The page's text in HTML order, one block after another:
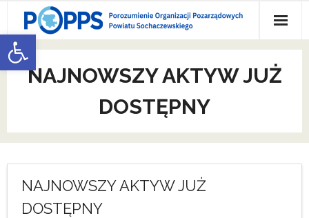
Otwórz pasek narzędzi
content
O nas
- O nas
- Członkowie POPPS
- Jak do nas dołączyć
Działaj Lokalnie
Galeria
NAJNOWSZY AKTYW JUŻ
DOSTĘPNY
NAJNOWSZY AKTYW JUŻ
DOSTĘPNY